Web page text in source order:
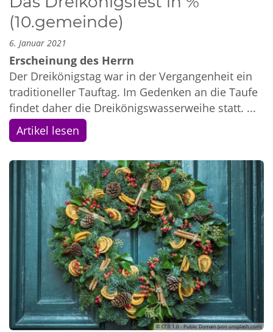
(10.gemeinde)
6. Januar 2021
Erscheinung des Herrn
Der Dreikönigstag war in der Vergangenheit ein
traditioneller Tauftag. Im Gedenken an die Taufe
findet daher die Dreikönigswasserweihe statt. ...
Artikel lesen
© CC0 1.0 - Public Domain (von unsplash.com)